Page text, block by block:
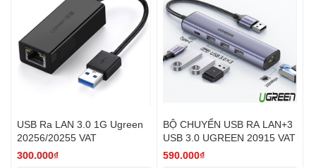
USB Ra LAN 3.0 1G Ugreen
20256/20255 VAT
300.000₫
BỘ CHUYỂN USB RA LAN+3
USB 3.0 UGREEN 20915 VAT
590.000₫